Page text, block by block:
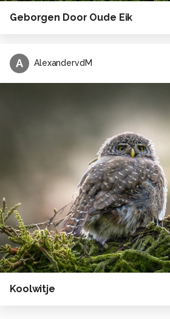
Geborgen Door Oude Eik
A AlexandervdM
Koolwitje